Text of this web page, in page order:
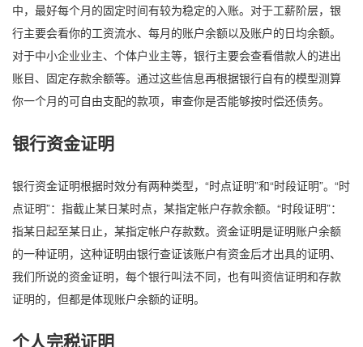
中，最好每个月的固定时间有较为稳定的入账。对于工薪阶层，银
行主要会看你的工资流水、每月的账户余额以及账户的日均余额。
对于中小企业业主、个体户业主等，银行主要会查看借款人的进出
账目、固定存款余额等。通过这些信息再根据银行自有的模型测算
你一个月的可自由支配的款项，审查你是否能够按时偿还债务。
银行资金证明
银行资金证明根据时效分有两种类型，“时点证明”和“时段证明”。“时
点证明”：指截止某日某时点，某指定帐户存款余额。“时段证明”：
指某日起至某日止，某指定帐户存款数。资金证明是证明账户余额
的一种证明，这种证明由银行查证该账户有资金后才出具的证明、
我们所说的资金证明，每个银行叫法不同，也有叫资信证明和存款
证明的，但都是体现账户余额的证明。
个人完税证明